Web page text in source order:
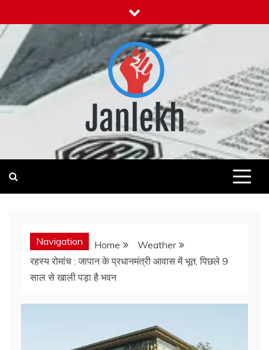
to
content
News for Public
Navigation Home
Weather
रहस्य रोमांच : जापान के प्रधानमंत्री आवास में भूत, पिछले 9
साल से खाली पड़ा है भवन